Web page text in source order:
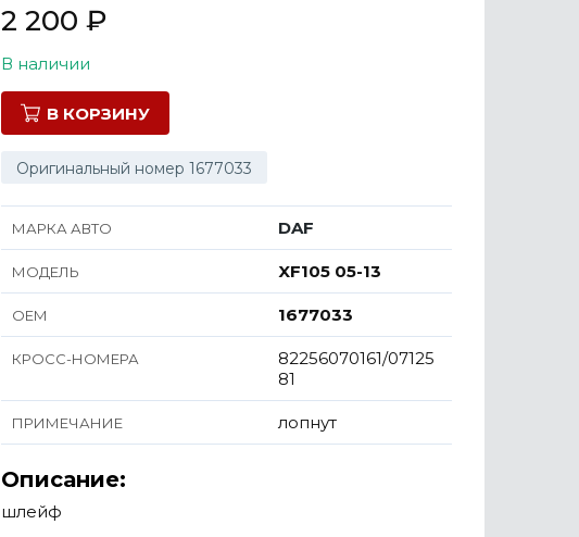
2 200 ₽
В наличии
В КОРЗИНУ
Оригинальный номер 1677033
МАРКА АВТО DAF
МОДЕЛЬ XF105 05-13
ОЕМ 1677033
КРОСС-НОМЕРА
82256070161/07125
81
ПРИМЕЧАНИЕ лопнут
Описание:
шлейф